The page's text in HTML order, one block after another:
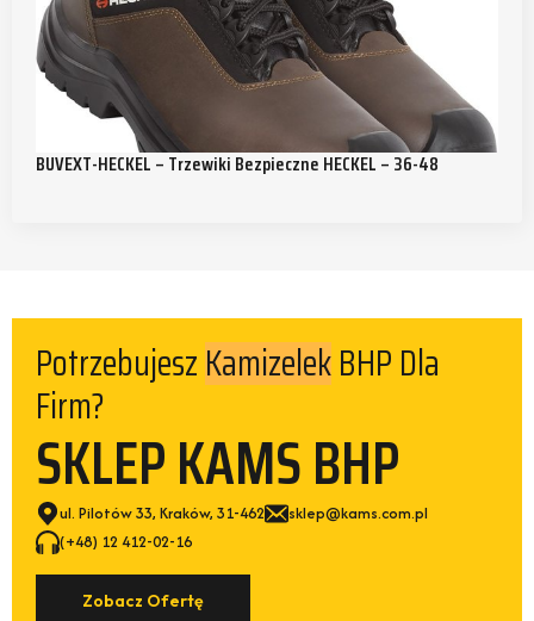
BUVEXT-HECKEL – Trzewiki Bezpieczne HECKEL – 36-48
PotrzebujeszKamizelekBHP Dla
Firm?
SKLEP KAMS BHP
ul. Pilotów 33, Kraków, 31-462
sklep@kams.com.pl
(+48) 12 412-02-16
Zobacz Ofertę